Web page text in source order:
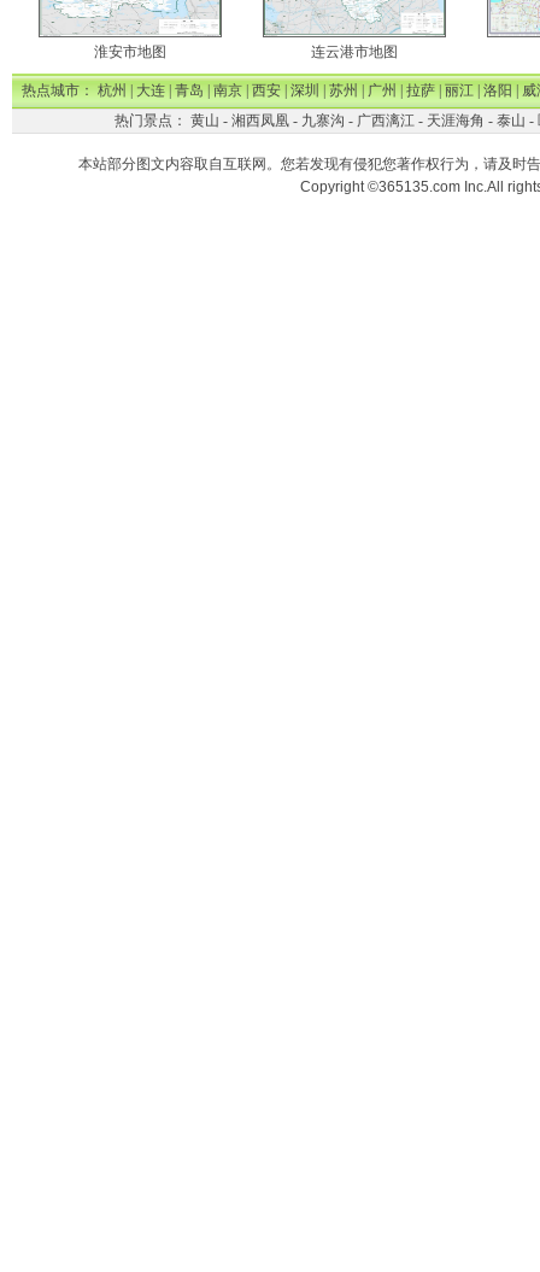
淮安市地图 连云港市地图
热点城市：杭州|大连|青岛|南京|西安|深圳|苏州|广州|拉萨|丽江|洛阳|威
热门景点： 黄山 - 湘西凤凰- 九寨沟 - 广西漓江- 天涯海角 - 泰山 -
本站部分图文内容取自互联网。您若发现有侵犯您著作权行为，请及时
Copyright ©365135.com Inc.All